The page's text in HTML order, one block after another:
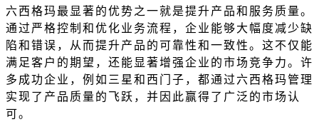
六西格玛最显著的优势之一就是提升产品和服务质量。
通过严格控制和优化业务流程，企业能够大幅度减少缺
陷和错误，从而提升产品的可靠性和一致性。这不仅能
满足客户的期望，还能显著增强企业的市场竞争力。许
多成功企业，例如三星和西门子，都通过六西格玛管理
实现了产品质量的飞跃，并因此赢得了广泛的市场认
可。